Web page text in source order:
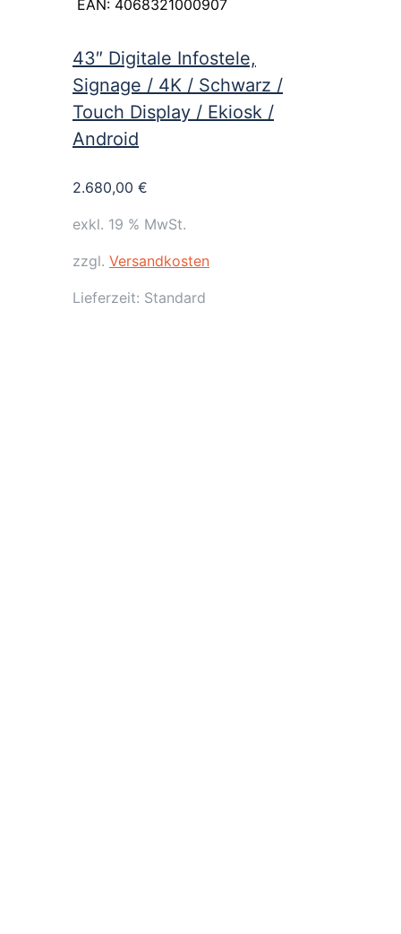
EAN: 4068321000907
43″ Digitale Infostele,
Signage / 4K / Schwarz /
Touch Display / Ekiosk /
Android
2.680,00 €
exkl. 19 % MwSt.
zzgl. Versandkosten
Lieferzeit: Standard